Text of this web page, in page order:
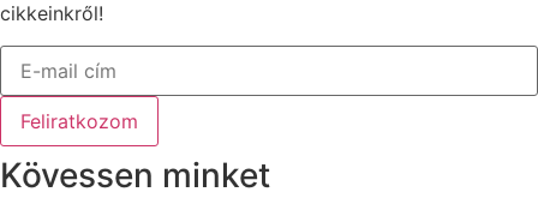
cikkeinkről!
Feliratkozom
Kövessen minket